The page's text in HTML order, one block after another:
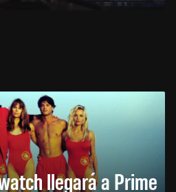
llegará a Prime